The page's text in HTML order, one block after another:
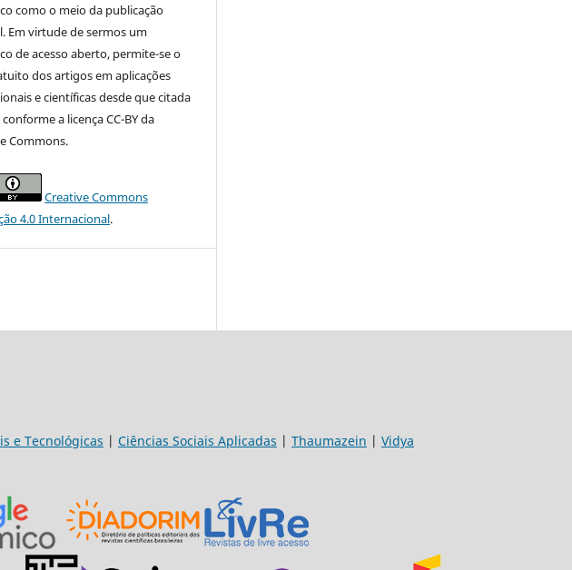
como o meio da publicação
Em virtude de sermos um
de acesso aberto, permite-se o
dos artigos em aplicações
e científicas desde que citada
a licença CC-BY da
Commons.
Creative Commons
4.0 Internacional.
e Tecnológicas | Ciências Sociais Aplicadas | Thaumazein | Vidya